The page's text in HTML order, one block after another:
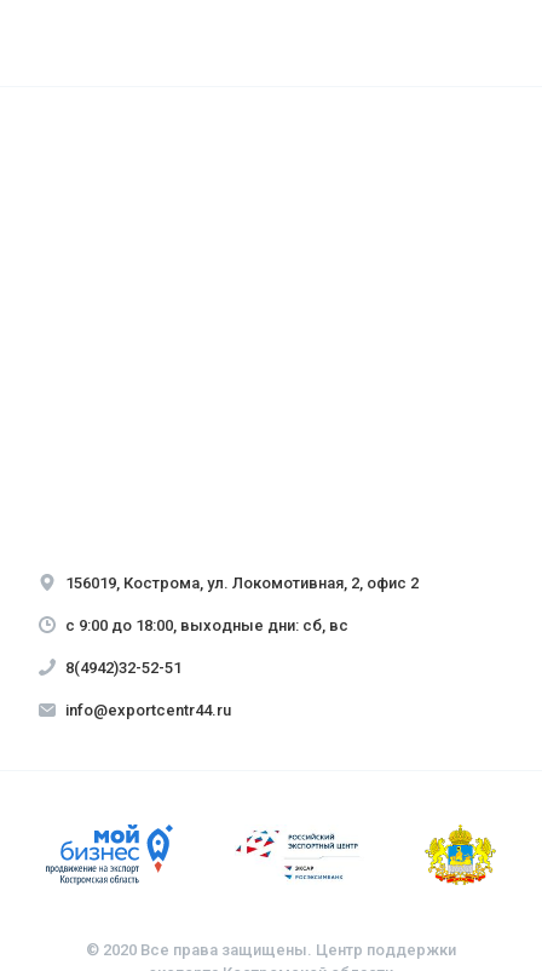
156019, Кострома, ул. Локомотивная, 2, офис 2
с 9:00 до 18:00, выходные дни: сб, вс
8(4942)32-52-51
info@exportcentr44.ru
© 2020 Все права защищены. Центр поддержки